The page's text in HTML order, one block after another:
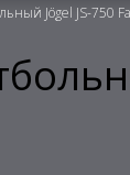
Jögel JS-750